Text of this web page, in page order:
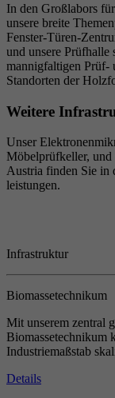
In den Groß­la­bors
unsere breite
Fenster-Türen-
und unsere Prüf­halle
mannig­fal­tigen Prüf-
Stand­orten der
Weitere
Unser
Möbel­prüf­keller,
Austria finden Sie in
leis­tungen.
Infrastruktur
Biomassetechnikum
Mit unserem zentral
Biomassetechnikum
Industriemaßstab
Details